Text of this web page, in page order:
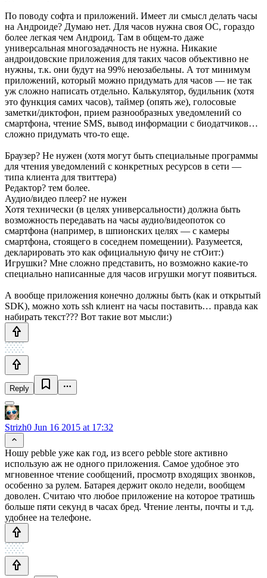
По поводу софта и приложений. Имеет ли смысл делать часы
на Андроиде? Думаю нет. Для часов нужна своя ОС, гораздо
более легкая чем Андроид. Там в общем-то даже
универсальная многозадачность не нужна. Никакие
андроидовские приложения для таких часов объективно не
нужны, т.к. они будут на 99% неюзабельны. А тот минимум
приложений, который можно придумать для часов — не так
уж сложно написать отдельно. Калькулятор, будильник (хотя
это функция самих часов), таймер (опять же), голосовые
заметки/диктофон, прием разнообразных уведомлений со
смартфона, чтение SMS, вывод информации с биодатчиков…
сложно придумать что-то еще.
Браузер? Не нужен (хотя могут быть специальные программы
для чтения уведомлений с конкретных ресурсов в сети —
типа клиента для твиттера)
Редактор? тем более.
Аудио/видео плеер? не нужен
Хотя технически (в целях универсальности) должна быть
возможность передавать на часы аудио/видеопоток со
смартфона (например, в шпионских целях — с камеры
смартфона, стоящего в соседнем помещении). Разумеется,
декларировать это как официальную фичу не стОит:)
Игрушки? Мне сложно представить, но возможно какие-то
специально написанные для часов игрушки могут появиться.
А вообще приложения конечно должны быть (как и открытый
SDK), можно хоть ssh клиент на часы поставить… правда как
набирать текст??? Вот такие вот мысли:)
Reply
Strizh0 Jun 16 2015 at 17:32
Ношу pebble уже как год, из всего pebble store активно
использую аж не одного приложения. Самое удобное это
мгновенное чтение сообщений, просмотр входящих звонков,
особенно за рулем. Батарея держит около недели, вообщем
доволен. Считаю что любое приложение на которое тратишь
больше пяти секунд в часах бред. Чтение ленты, почты и т.д.
удобнее на телефоне.